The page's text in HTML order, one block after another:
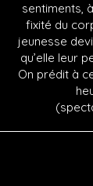
sentiments,
fixité du
jeunesse
qu’elle leur
On prédit à